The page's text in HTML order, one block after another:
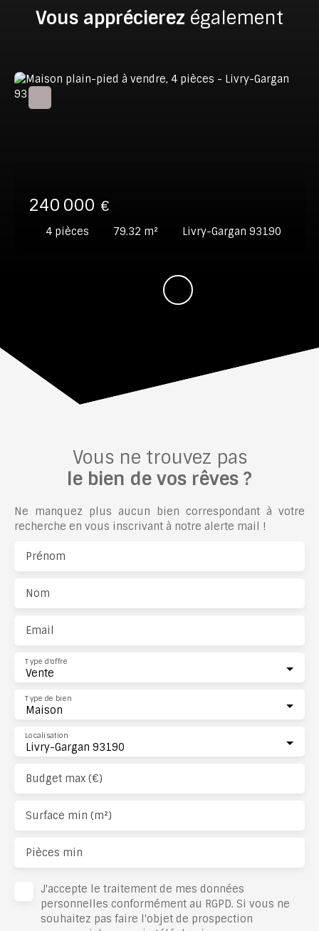
Vous apprécierez également
240 000 €
4 pièces 79.32 m² Livry-Gargan 93190
Vous ne trouvez pas
le bien de vos rêves ?
Ne manquez plus aucun bien correspondant à votre
recherche en vous inscrivant à notre alerte mail !
Prénom
Nom
Email
Vente
Type d'offre
Maison
Type de bien
Livry-Gargan 93190
Localisation
Budget max (€)
Surface min (m²)
Pièces min
J'accepte le traitement de mes données
personnelles conformément au RGPD. Si vous ne
souhaitez pas faire l'objet de prospection